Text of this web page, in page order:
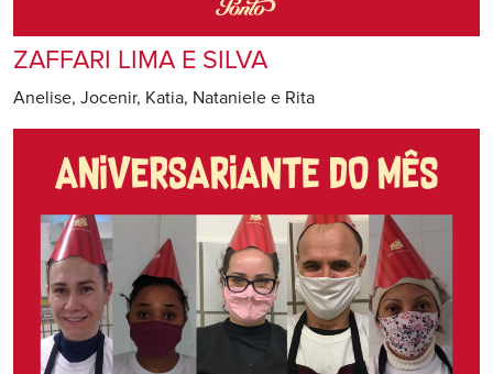
ZAFFARI LIMA E SILVA
Anelise, Jocenir, Katia, Nataniele e Rita